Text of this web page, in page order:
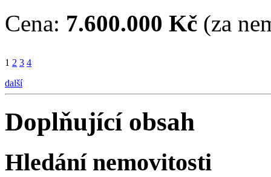
Cena: 7.600.000 Kč (za
1 2 3 4
další
Doplňující obsah
Hledání nemovitosti